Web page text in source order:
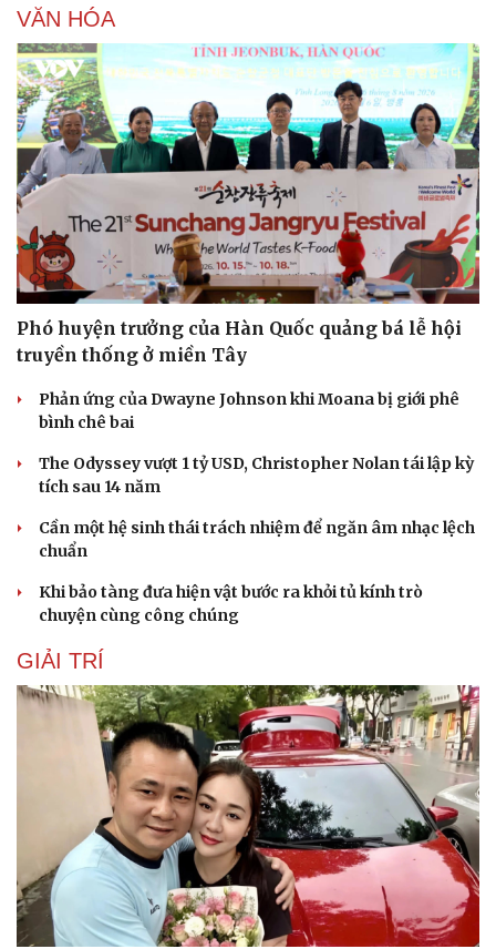
VĂN HÓA
Phó huyện trưởng của Hàn Quốc quảng bá lễ hội
truyền thống ở miền Tây
Phản ứng của Dwayne Johnson khi Moana bị giới phê
bình chê bai
The Odyssey vượt 1 tỷ USD, Christopher Nolan tái lập kỳ
tích sau 14 năm
Cần một hệ sinh thái trách nhiệm để ngăn âm nhạc lệch
chuẩn
Khi bảo tàng đưa hiện vật bước ra khỏi tủ kính trò
chuyện cùng công chúng
GIẢI TRÍ